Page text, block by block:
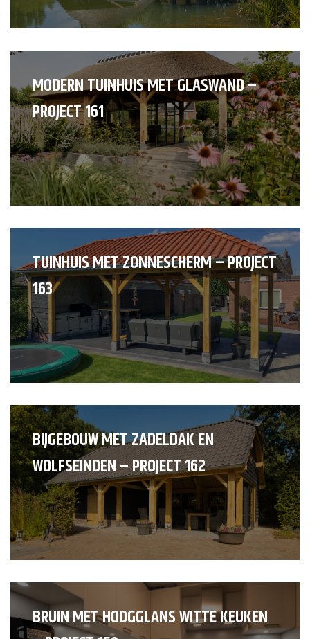
MODERN TUINHUIS MET GLASWAND –
PROJECT 161
TUINHUIS MET ZONNESCHERM – PROJECT
163
BIJGEBOUW MET ZADELDAK EN
WOLFSEINDEN – PROJECT 162
BRUIN MET HOOGGLANS WITTE KEUKEN